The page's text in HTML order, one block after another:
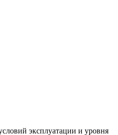
эксплуатации и уровня